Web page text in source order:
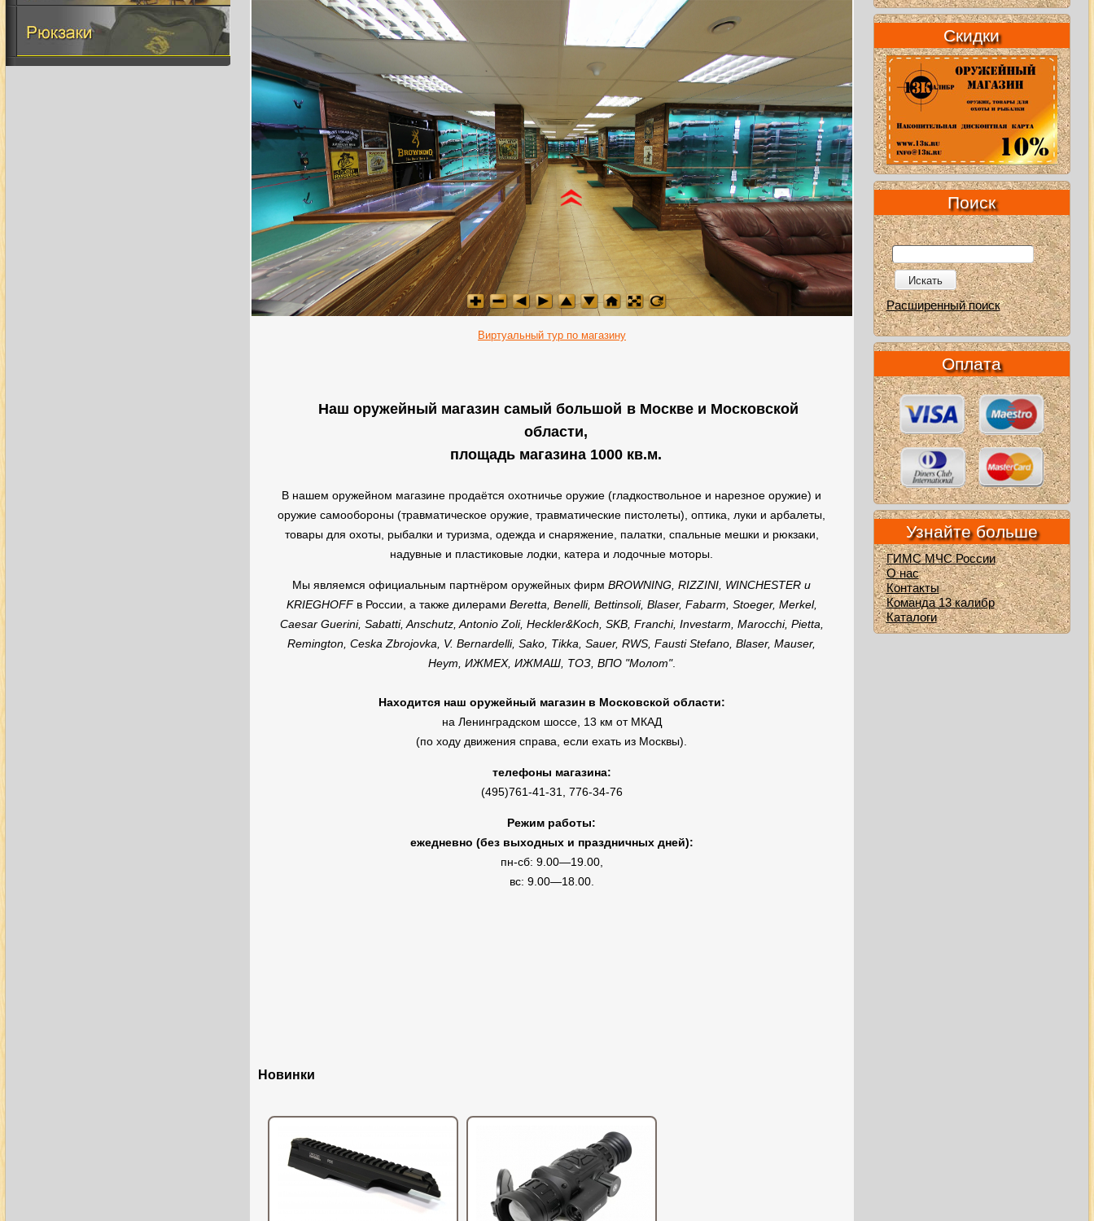
Виртуальный тур по магазину
Наш оружейный магазин самый большой в Москве и Московской
области,
площадь магазина 1000 кв.м.
В нашем оружейном магазине продаётся охотничье оружие (гладкоствольное и нарезное оружие) и
оружие самообороны (травматическое оружие, травматические пистолеты), оптика, луки и арбалеты,
товары для охоты, рыбалки и туризма, одежда и снаряжение, палатки, спальные мешки и рюкзаки,
надувные и пластиковые лодки, катера и лодочные моторы.
Мы являемся официальным партнёром оружейных фирмBROWNING, RIZZINI, WINCHESTER и
KRIEGHOFFв России, а также дилерами Beretta, Benelli, Bettinsoli, Blaser, Fabarm, Stoeger, Merkel,
Caesar Guerini, Sabatti, Anschutz, Antonio Zoli, Heckler&Koch, SKB, Franchi, Investarm, Marocchi, Pietta,
Remington, Ceska Zbrojovka, V. Bernardelli, Sako, Tikka, Sauer, RWS, Fausti Stefano, Blaser, Mauser,
Heym, ИЖМЕХ, ИЖМАШ, ТОЗ, ВПО "Молот".
Находится наш оружейный магазин в Московской области:
на Ленинградском шоссе, 13 км от МКАД
(по ходу движения справа, если ехать из Москвы).
телефоны магазина:
(495)761-41-31, 776-34-76
Режим работы:
ежедневно (без выходных и праздничных дней):
пн-сб: 9.00—19.00,
вс: 9.00—18.00.
Новинки
Скидки
Поиск
Искать
Расширенный поиск
Оплата
Узнайте больше
ГИМС МЧС России
О нас
Контакты
Команда 13 калибр
Каталоги